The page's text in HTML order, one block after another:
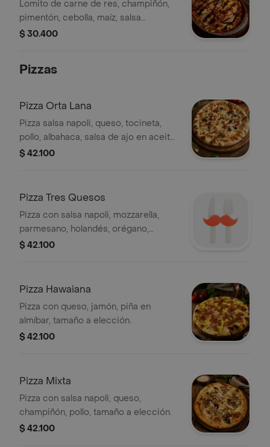
Lomito de carne de res, champiñón,
pimentón, cebolla, maíz, salsa
bolognesa, queso gratinado, chorizo,
$ 30.400
Pizzas
Pizza Orta Lana
Pizza salsa napoli, queso, tocineta,
pollo, albahaca, salsa de ajo en aceite
de oliva, tamaño a elección.
$ 42.100
Pizza Tres Quesos
Pizza con salsa napoli, mozzarella,
parmesano, holandés, orégano,
tamaño a elección.
$ 42.100
Pizza Hawaiana
Pizza con queso, jamón, piña en
almíbar, tamaño a elección.
$ 42.100
Pizza Mixta
Pizza con salsa napoli, queso,
champiñón, pollo, tamaño a elección.
$ 42.100